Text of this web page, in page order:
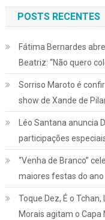
POSTS RECENTES
Fátima Bernardes
Beatriz: “Não quero
Sorriso Maroto é
show de Xande de
Léo Santana anuncia
participações
“Venha de Branco”
maiores festas do
Toque Dez, É o
Morais agitam o Capa